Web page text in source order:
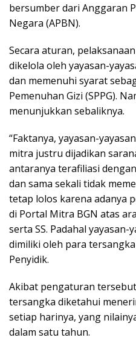
bersumber dari Anggaran
Negara (APBN).
Secara aturan,
dikelola oleh yayasan-
dan memenuhi syarat
Pemenuhan Gizi (SPPG).
menunjukkan sebaliknya.
“Faktanya, yayasan-
mitra justru dijadikan
antaranya terafiliasi
dan sama sekali tidak
tetap lolos karena adanya
di Portal Mitra BGN atas
serta SS. Padahal
dimiliki oleh para
Penyidik.
Akibat pengaturan
tersangka diketahui
setiap harinya, yang
dalam satu tahun.